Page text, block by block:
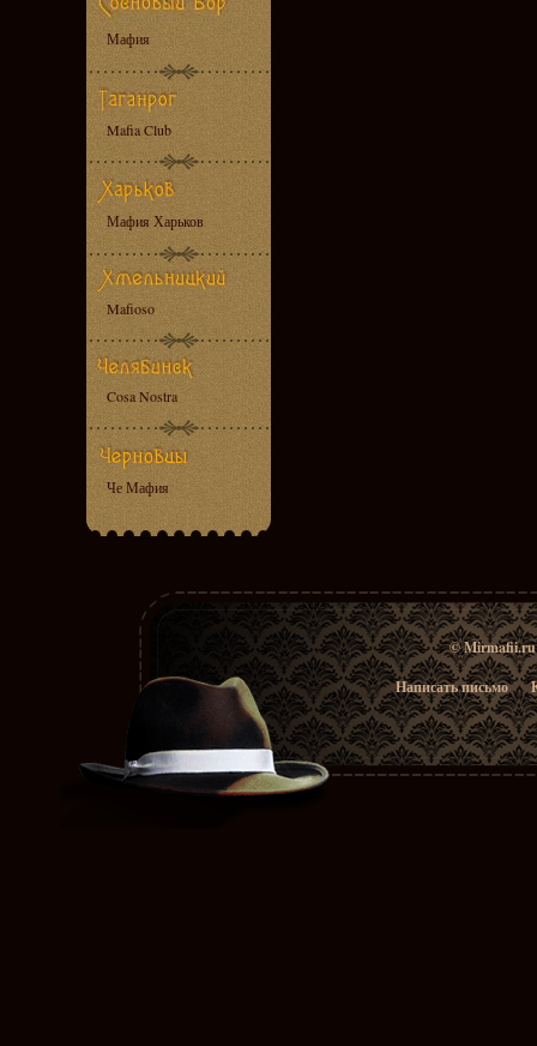
Мафия
Mafia Club
Мафия Харьков
Mafioso
Cosa Nostra
Че Мафия
© Mirmafii.ru
Написать письмо